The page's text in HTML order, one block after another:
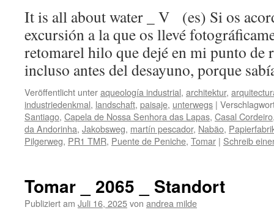
It is all about water _ V (es) Si os
excursión a la que os llevé
retomarel hilo que dejé en mi punto de
incluso antes del desayuno, porque
Veröffentlicht unteraqueología industrial, architektur,
industriedenkmal, landschaft, paisaje, unterwegs |
Santiago, Capela de Nossa Senhora das Lapas, Casal Cordeiro
da Andorinha, Jakobsweg, martín pescador, Nabão,
Pilgerweg, PR1 TMR, Puente de Peniche, Tomar | Schreib
Tomar _ 2065 _ Standort
Publiziert am Juli 16, 2025von andrea milde